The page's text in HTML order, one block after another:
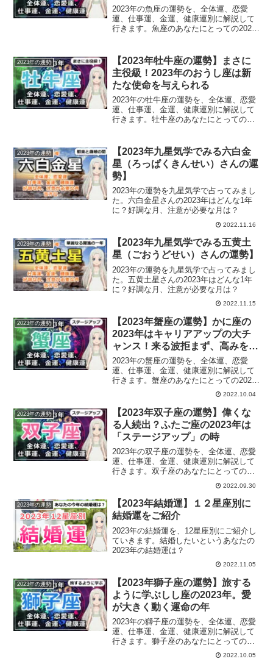
2023年の魚座の運勢を、全体運、恋愛
運、仕事運、金運、健康運別に解説して
行きます。魚座のあなたにとっての2023
2023年の運勢
【2023年牡牛座の運勢】まさに
主役級！2023年のおうし座は新
たな使命を与えられる
2023年の牡牛座の運勢を、全体運、恋愛
運、仕事運、金運、健康運別に解説して
行きます。牡牛座のあなたにとっての
2023年の運勢
【2023年九星気学でみる六白金
星（ろっぱくきんせい）さんの運
勢】
2023年の運勢を九星気学で占ってみまし
た。六白金星さんの2023年はどんな1年
に？好調な月、注意が必要な月は？
2022.11.16
2023年の運勢
【2023年九星気学でみる五黄土
星（ごおうどせい）さんの運勢】
2023年の運勢を九星気学で占ってみまし
た。五黄土星さんの2023年はどんな1年
に？好調な月、注意が必要な月は？
2022.11.15
2023年の運勢
【2023年蟹座の運勢】かに座の
2023年はキャリアアップの大チ
ャンス！来る波拒まず、高みを目
指そう
2023年の蟹座の運勢を、全体運、恋愛
運、仕事運、金運、健康運別に解説して
行きます。蟹座のあなたにとっての2023
2022.10.04
2023年の運勢
【2023年双子座の運勢】偉くな
る人続出？ふたご座の2023年は
「ステージアップ」の時
2023年の双子座の運勢を、全体運、恋愛
運、仕事運、金運、健康運別に解説して
行きます。双子座のあなたにとっての
2022.09.30
2023年の運勢
【2023年結婚運】１２星座別に
結婚運をご紹介
2023年の結婚運を、12星座別にご紹介し
ていきます。結婚したいというあなたの
2023年の結婚運は？
2022.11.05
2023年の運勢
【2023年獅子座の運勢】旅する
ように学ぶしし座の2023年。愛
が大きく動く運命の年
2023年の獅子座の運勢を、全体運、恋愛
運、仕事運、金運、健康運別に解説して
行きます。獅子座のあなたにとっての
2022.10.05